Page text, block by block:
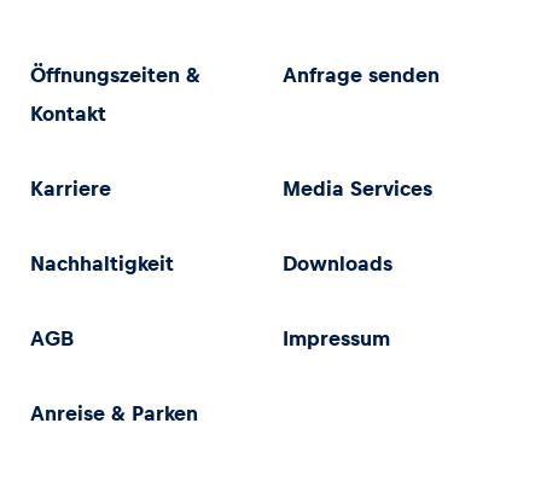
Öffnungszeiten &
Kontakt
Anfrage senden
Karriere Media Services
Nachhaltigkeit Downloads
AGB Impressum
Anreise & Parken